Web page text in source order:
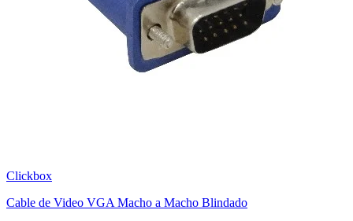
Clickbox
Cable de Video VGA Macho a Macho Blindado